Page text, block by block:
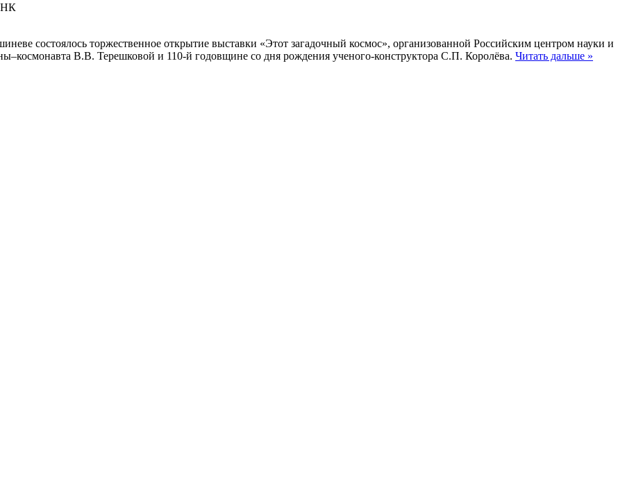
состоялось торжественное открытие выставки «Этот загадочный космос», организованной Российским центром науки и
В.В. Терешковой и 110-й годовщине со дня рождения ученого-конструктора С.П. Королёва. Читать дальше »